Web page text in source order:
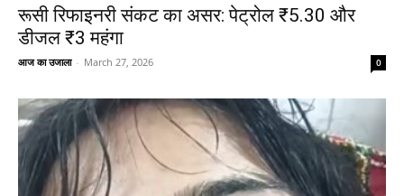
रूसी रिफाइनरी संकट का असर: पेट्रोल ₹5.30 और
डीजल ₹3 महंगा
आज का उजाला - March 27, 2026 0